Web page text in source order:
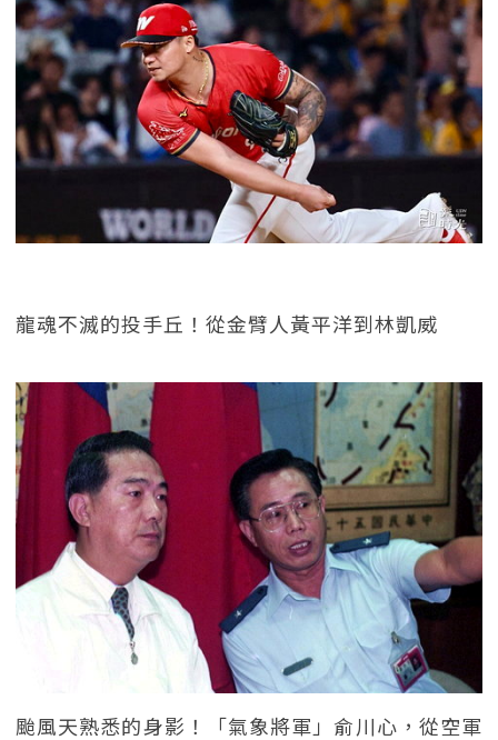
龍魂不滅的投手丘！從金臂人黃平洋到林凱威
颱風天熟悉的身影！「氣象將軍」俞川心，從空軍